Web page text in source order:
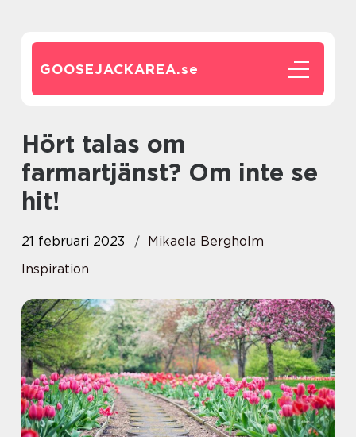
GOOSEJACKAREA.se
Hört talas om
farmartjänst? Om inte se
hit!
21 februari 2023
Mikaela Bergholm
Inspiration